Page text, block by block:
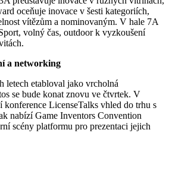
oceňuje inovace v šesti kategoriích,
vítězům a nominovaným. V hale 7A
volný čas, outdoor k vyzkoušení
a networking
letech etabloval jako vrcholná
se bude konat znovu ve čtvrtek. V
LicenseTalks vhled do trhu s
nabízí Game Inventors Convention
scény platformu pro prezentaci jejich